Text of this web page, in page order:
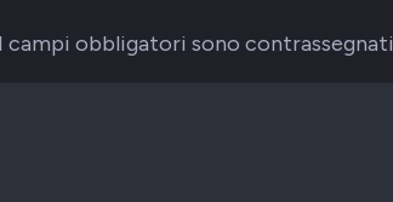
I campi obbligatori sono contrassegnati